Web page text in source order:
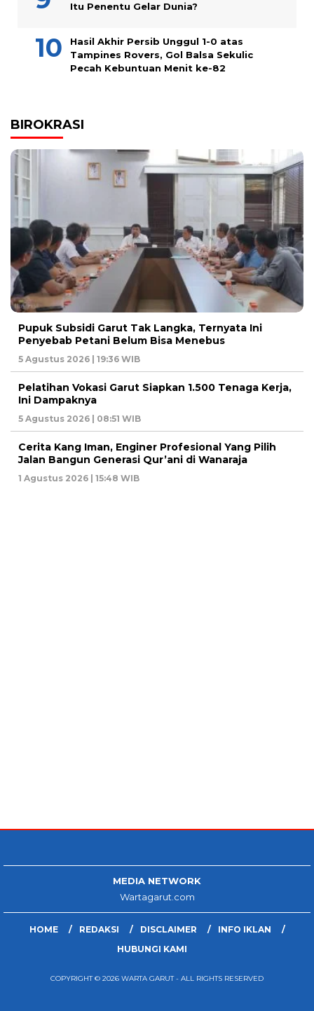
Itu Penentu Gelar Dunia?
Hasil Akhir Persib Unggul 1-0 atas
Tampines Rovers, Gol Balsa Sekulic
Pecah Kebuntuan Menit ke-82
BIROKRASI
Pupuk Subsidi Garut Tak Langka, Ternyata Ini
Penyebab Petani Belum Bisa Menebus
5 Agustus 2026 | 19:36 WIB
Pelatihan Vokasi Garut Siapkan 1.500 Tenaga Kerja,
Ini Dampaknya
5 Agustus 2026 | 08:51 WIB
Cerita Kang Iman, Enginer Profesional Yang Pilih
Jalan Bangun Generasi Qur’ani di Wanaraja
1 Agustus 2026 | 15:48 WIB
MEDIA NETWORK
Wartagarut.com
HOME REDAKSI DISCLAIMER
INFO IKLAN
HUBUNGI KAMI
COPYRIGHT © 2026 WARTA GARUT - ALL RIGHTS RESERVED